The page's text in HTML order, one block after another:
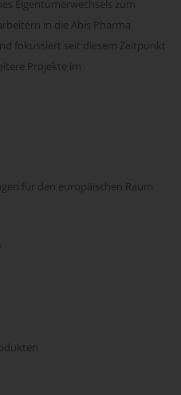
Eigentümerwechsels zum
in die Abis Pharma
fokussiert seit diesem Zeitpunkt
Projekte im
für den europäischen Raum